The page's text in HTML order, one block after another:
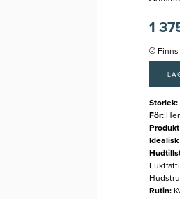
1
Storlek:
För:
Rutin: